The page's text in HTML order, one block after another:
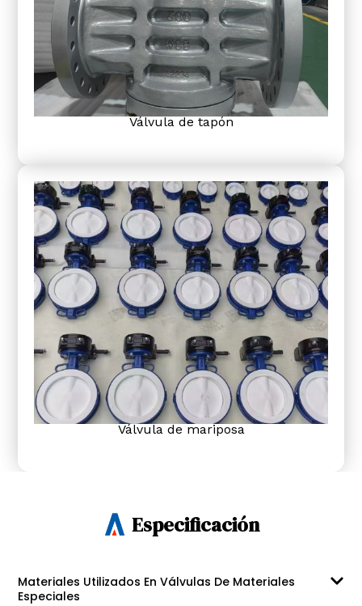
Válvula de tapón
Válvula de mariposa
Especificación
Materiales Utilizados En Válvulas De Materiales
Especiales